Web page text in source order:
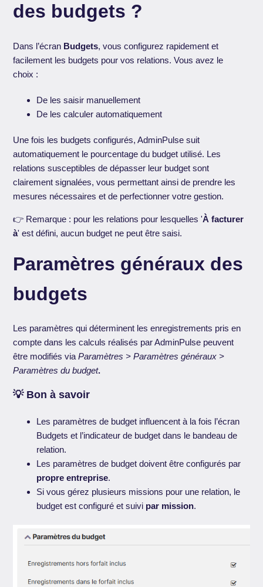
des budgets ?
Dans l’écran Budgets, vous configurez rapidement et
facilement les budgets pour vos relations. Vous avez le
choix :
De les saisir manuellement
De les calculer automatiquement
Une fois les budgets configurés, AdminPulse suit
automatiquement le pourcentage du budget utilisé. Les
relations susceptibles de dépasser leur budget sont
clairement signalées, vous permettant ainsi de prendre les
mesures nécessaires et de perfectionner votre gestion.
👉 Remarque : pour les relations pour lesquelles 'À facturer
à' est défini, aucun budget ne peut être saisi.
Paramètres généraux des
budgets
Les paramètres qui déterminent les enregistrements pris en
compte dans les calculs réalisés par AdminPulse peuvent
être modifiés viaParamètres > Paramètres généraux >
Paramètres du budget.
💡 Bon à savoir
Les paramètres de budget influencent à la fois l’écran
Budgets et l’indicateur de budget dans le bandeau de
relation.
Les paramètres de budget doivent être configurés par
propre entreprise.
Si vous gérez plusieurs missions pour une relation, le
budget est configuré et suivi par mission.